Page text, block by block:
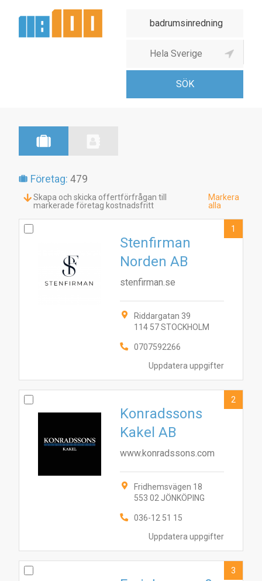
Badrumsinredning
Företag: 479
Skapa och skicka offertförfrågan till
markerade företag kostnadsfritt
Markera
alla
Uppdatera uppgifter
Stenfirman
Norden AB
stenfirman.se
Riddargatan 39
114 57 STOCKHOLM
0707592266
1
Uppdatera uppgifter
Konradssons
Kakel AB
www.konradssons.com
Fridhemsvägen 18
553 02 JÖNKÖPING
036-12 51 15
2
3